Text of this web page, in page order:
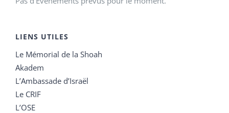
LIENS UTILES
Le Mémorial de la Shoah
Akadem
L’Ambassade d’Israël
Le CRIF
L’OSE